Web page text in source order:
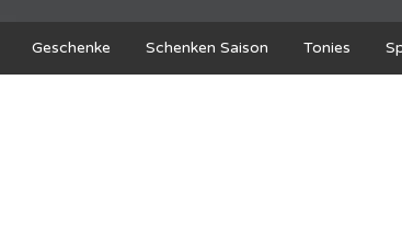
Geschenke Schenken Saison Tonies